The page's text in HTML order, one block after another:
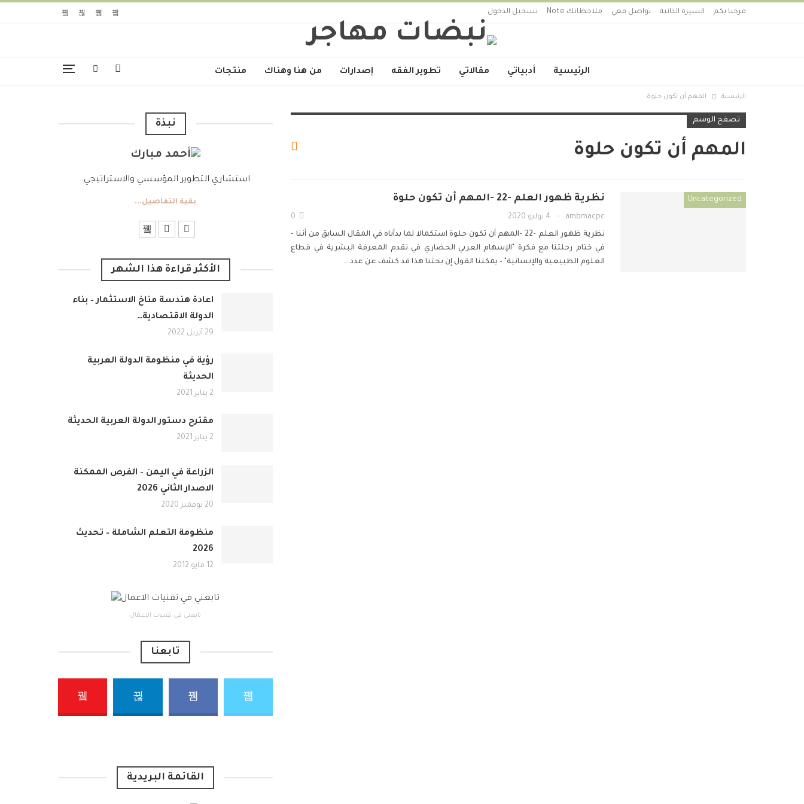
مرحبا بكم السيرة الذاتية تواصل معي ملاحظاتك Note تسجيل الدخول
الرئيسية أدبياتي مقالاتي تطوير الفقه إصدارات من هنا وهناك منتجات
الرئيسية المهم أن تكون حلوة
تصفح الوسم
المهم أن تكون حلوة
Uncategorized نظرية ظهور العلم -22 -المهم أن تكون حلوة
ambmacpc 4 يوليو 2020
نظرية ظهور العلم -22 -المهم أن تكون حلوة
استكمالا لما بدأناه في المقال السابق من أننا -
في ختام رحلتنا مع فكرة "الإسهام العربي الحضاري في تقدم المعرفة البشرية في قطاع
العلوم الطبيعية والإنسانية" – يمكننا القول إن بحثنا هذا قد كشف عن عدد…
نبذة
استشاري التطوير المؤسسي والاستراتيجي.
بقية التفاصيل...
الأكثر قراءة هذا الشهر
اعادة هندسة مناخ الاستثمار – بناء
الدولة الاقتصادية…
29 أبريل 2022
رؤية في منظومة الدولة العربية
الحديثة
2 يناير 2021
مقترح دستور الدولة العربية الحديثة
2 يناير 2021
الزراعة في اليمن – الفرص الممكنة
الاصدار الثاني 2026
20 نوفمبر 2020
منظومة التعلم الشاملة – تحديث
2026
12 مايو 2012
تابعني في تقنيات الاعمال
تابعنا
القائمة البريدية